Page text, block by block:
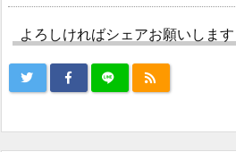
よろしければシェアお願いします